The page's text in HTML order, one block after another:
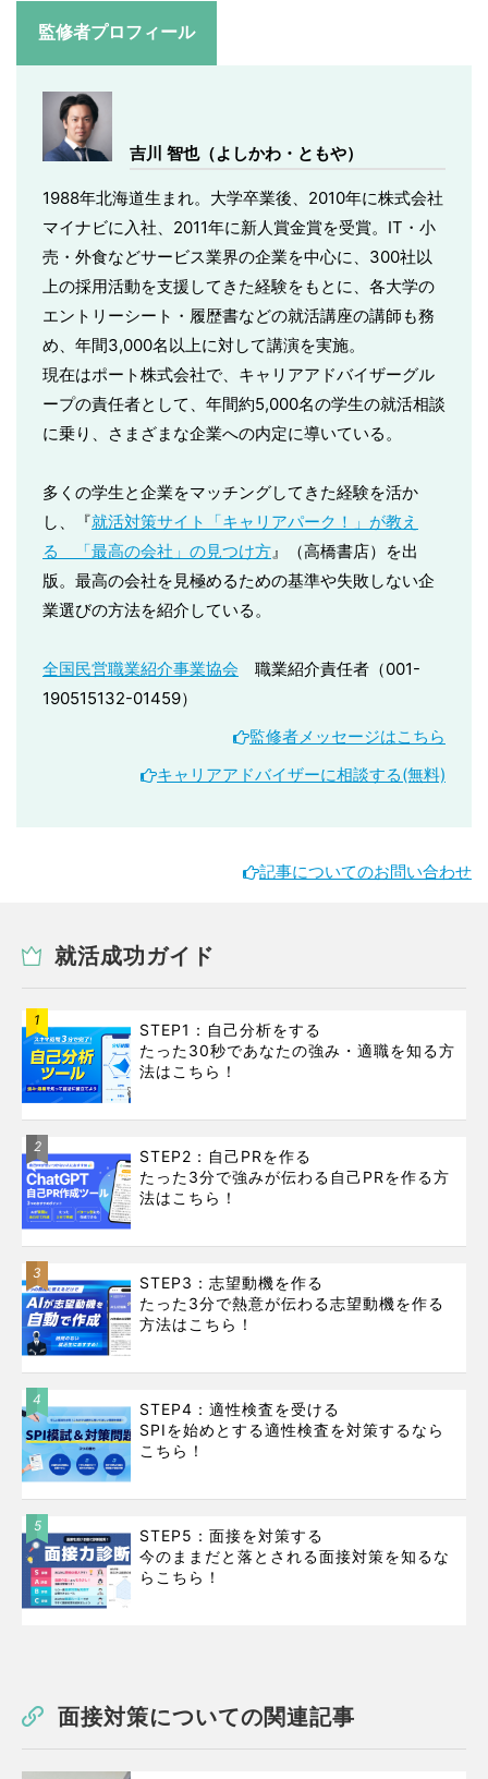
監修者プロフィール
吉川 智也（よしかわ・ともや）
1988年北海道生まれ。大学卒業後、2010年に株式会社
マイナビに入社、2011年に新人賞金賞を受賞。IT・小
売・外食などサービス業界の企業を中心に、300社以
上の採用活動を支援してきた経験をもとに、各大学の
エントリーシート・履歴書などの就活講座の講師も務
め、年間3,000名以上に対して講演を実施。
現在はポート株式会社で、キャリアアドバイザーグル
ープの責任者として、年間約5,000名の学生の就活相談
に乗り、さまざまな企業への内定に導いている。
多くの学生と企業をマッチングしてきた経験を活か
し、『就活対策サイト「キャリアパーク！」が教え
る 「最高の会社」の見つけ方 』（高橋書店）を出
版。最高の会社を見極めるための基準や失敗しない企
業選びの方法を紹介している。
全国民営職業紹介事業協会 職業紹介責任者（001-
190515132-01459）
監修者メッセージはこちら
キャリアアドバイザーに相談する(無料)
記事についてのお問い合わせ
就活成功ガイド
1
STEP1：自己分析をする
たった30秒であなたの強み・適職を知る方
法はこちら！
2
STEP2：自己PRを作る
たった3分で強みが伝わる自己PRを作る方
法はこちら！
3
STEP3：志望動機を作る
たった3分で熱意が伝わる志望動機を作る
方法はこちら！
4
STEP4：適性検査を受ける
SPIを始めとする適性検査を対策するなら
こちら！
5
STEP5：面接を対策する
今のままだと落とされる面接対策を知るな
らこちら！
面接対策についての関連記事